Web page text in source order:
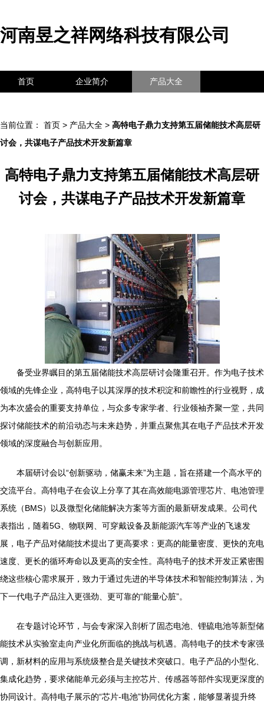
河南昱之祥网络科技有限公司
首页 企业简介 产品大全
当前位置： 首页 > 产品大全 > 高特电子鼎力支持第五届储能技术高层研
讨会，共谋电子产品技术开发新篇章
高特电子鼎力支持第五届储能技术高层研
讨会，共谋电子产品技术开发新篇章
备受业界瞩目的第五届储能技术高层研讨会隆重召开。作为电子技术
领域的先锋企业，高特电子以其深厚的技术积淀和前瞻性的行业视野，成
为本次盛会的重要支持单位，与众多专家学者、行业领袖齐聚一堂，共同
探讨储能技术的前沿动态与未来趋势，并重点聚焦其在电子产品技术开发
领域的深度融合与创新应用。
本届研讨会以“创新驱动，储赢未来”为主题，旨在搭建一个高水平的
交流平台。高特电子在会议上分享了其在高效能电源管理芯片、电池管理
系统（BMS）以及微型化储能解决方案等方面的最新研发成果。公司代
表指出，随着5G、物联网、可穿戴设备及新能源汽车等产业的飞速发
展，电子产品对储能技术提出了更高要求：更高的能量密度、更快的充电
速度、更长的循环寿命以及更高的安全性。高特电子的技术开发正紧密围
绕这些核心需求展开，致力于通过先进的半导体技术和智能控制算法，为
下一代电子产品注入更强劲、更可靠的“能量心脏”。
在专题讨论环节，与会专家深入剖析了固态电池、锂硫电池等新型储
能技术从实验室走向产业化所面临的挑战与机遇。高特电子的技术专家强
调，新材料的应用与系统级整合是关键技术突破口。电子产品的小型化、
集成化趋势，要求储能单元必须与主控芯片、传感器等部件实现更深度的
协同设计。高特电子展示的“芯片-电池”协同优化方案，能够显著提升终